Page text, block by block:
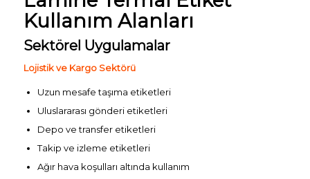
Kullanım Alanları
Sektörel Uygulamalar
Lojistik ve Kargo Sektörü
Uzun mesafe taşıma etiketleri
Uluslararası gönderi etiketleri
Depo ve transfer etiketleri
Takip ve izleme etiketleri
Ağır hava koşulları altında kullanım